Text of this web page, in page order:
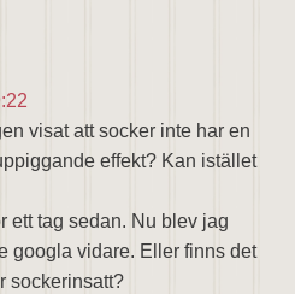
visat att socker inte har en
effekt? Kan istället
ett tag sedan. Nu blev jag
googla vidare. Eller finns det
sockerinsatt?